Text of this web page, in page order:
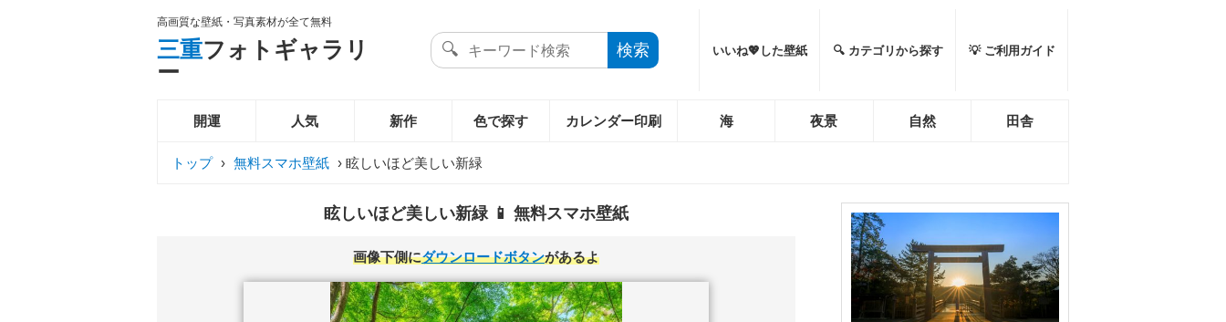
高画質な壁紙・写真素材が全て無料
三重フォトギャラリ
ー
いいね💖した壁紙 🔍 カテゴリから探す 💡 ご利用ガイド
開運 人気 新作 色で探す カレンダー印刷 海 夜景 自然 田舎
トップ › 無料スマホ壁紙 › 眩しいほど美しい新緑
眩しいほど美しい新緑 📱 無料スマホ壁紙
画像下側にダウンロードボタンがあるよ